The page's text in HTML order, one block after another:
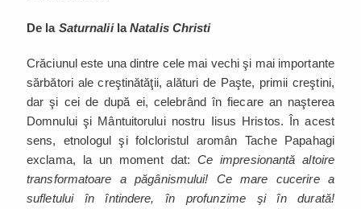
De la SaturnaliilaNatalis Christi
Crăciunul este una dintre cele mai vechi şi mai importante
sărbători ale creştinătăţii, alături de Paşte, primii creştini,
dar şi cei de după ei, celebrând în fiecare an naşterea
Domnului şi Mântuitorului nostru Iisus Hristos. În acest
sens, etnologul şi folcloristul aromân Tache Papahagi
exclama, la un moment dat: Ce impresionantă altoire
transformatoare a păgânismului! Ce mare cucerire a
sufletului în întindere, în profunzime şi în durată!